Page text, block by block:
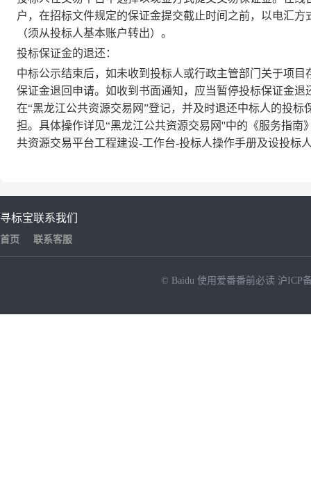
户，在招标文件规定的保证金提交截止时间之前，以电汇
（须从投标人基本账户转出）。
投标保证金的退还：
中标公示结束后，如未收到投标人或行政主管部门关于项
保证金退回申请。如收到书面通知，应当暂停投标保证金
在“黑龙江公共资源交易网”登记，并及时退还中标人的投
担。具体操作详见“黑龙江公共资源交易网''中的《服务指
共资源交易平台工程建设-工作台-投标人操作手册及设投标
寻标宝
首页
联系我们
联系客服
© Baidu 使用爱番番前必读 沪ICP